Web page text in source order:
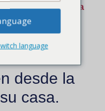
A / C Contratista
Estado!
le
desde la
casa.
language